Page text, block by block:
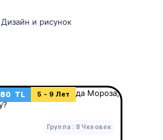
Дизайн и рисунок
80 TL 5 - 9 Лет
Группа : 8 Человек